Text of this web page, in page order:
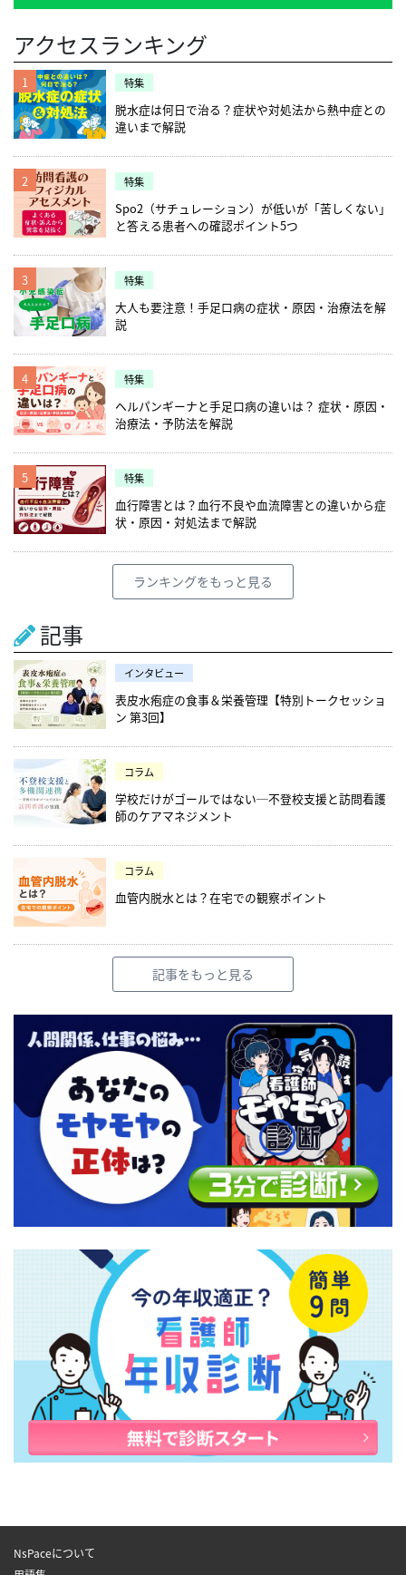
アクセスランキング
1 特集
脱水症は何日で治る？症状や対処法から熱中症との
違いまで解説
2 特集
Spo2（サチュレーション）が低いが「苦しくない」
と答える患者への確認ポイント5つ
3 特集
大人も要注意！手足口病の症状・原因・治療法を解
説
4 特集
ヘルパンギーナと手足口病の違いは？ 症状・原因・
治療法・予防法を解説
5 特集
血行障害とは？血行不良や血流障害との違いから症
状・原因・対処法まで解説
ランキングをもっと見る
記事
インタビュー
表皮水疱症の食事＆栄養管理【特別トークセッショ
ン 第3回】
コラム
学校だけがゴールではない─不登校支援と訪問看護
師のケアマネジメント
コラム
血管内脱水とは？在宅での観察ポイント
記事をもっと見る
NsPaceについて